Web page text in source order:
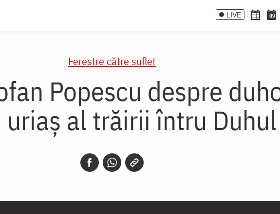
LIVE 09
Ferestre către suflet
Popescu despre
uriaş al trăirii întru